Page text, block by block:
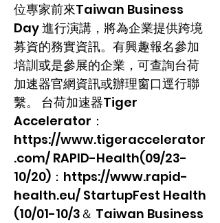
位專家前來Taiwan Business
Day 進行演講，將為企業提供跨境
募資的務實資訊。有興趣報名參加
培訓或是參展的企業，可查詢台荷
加速器官網資訊或辦理窗口逕行聯
繫。 台荷加速器Tiger
Accelerator：
https://www.tigeraccelerator
.com/ RAPID-Health(09/23-
10/20)： https://www.rapid-
health.eu/ StartupFest Health
(10/01-10/3＆ Taiwan Business